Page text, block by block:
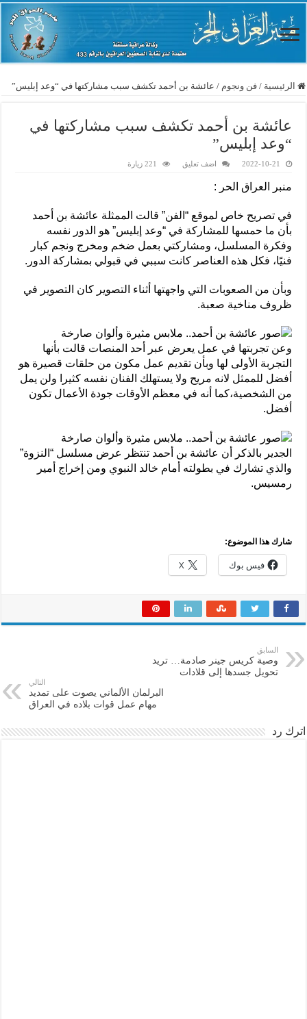
الرئيسية / فن ونجوم / عائشة بن أحمد تكشف سبب مشاركتها في “وعد إبليس”
عائشة بن أحمد تكشف سبب مشاركتها في
“وعد إبليس”
2022-10-21 اضف تعليق 221 زيارة
منبر العراق الحر :
في تصريح خاص لموقع “الفن” قالت الممثلة عائشة بن أحمد
بأن ما حمسها للمشاركة في “وعد إبليس” هو الدور نفسه
وفكرة المسلسل، ومشاركتي بعمل ضخم ومخرج ونجم كبار
فنيًا، فكل هذه العناصر كانت سببي في قبولي بمشاركة الدور.
وبأن من الصعوبات التي واجهتها أثناء التصوير كان التصوير في
ظروف مناخية صعبة.
وعن تجربتها في عمل يعرض عبر أحد المنصات قالت بأنها
التجربة الأولى لها وبأن تقديم عمل مكون من حلقات قصيرة هو
أفضل للممثل لانه مريح ولا يستهلك الفنان نفسه كثيرا ولن يمل
من الشخصية،كما أنه في معظم الأوقات جودة الأعمال تكون
أفضل.
الجدير بالذكر أن عائشة بن أحمد تنتظر عرض مسلسل “النزوة”
والذي تشارك في بطولته أمام خالد النبوي ومن إخراج أمير
رمسيس.
شارك هذا الموضوع:
فيس بوك X
السابق
وصية كريس جينر صادمة… تريد
تحويل جسدها إلى قلادات
التالي
البرلمان الألماني يصوت على تمديد
مهام عمل قوات بلاده في العراق
اترك رد